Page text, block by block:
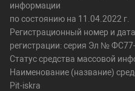
информации
по состоянию на 11.04.2022 г.
Регистрационный номер и
регистрации: серия Эл №
Статус средства массовой
Наименование (название)
Pit-iskra